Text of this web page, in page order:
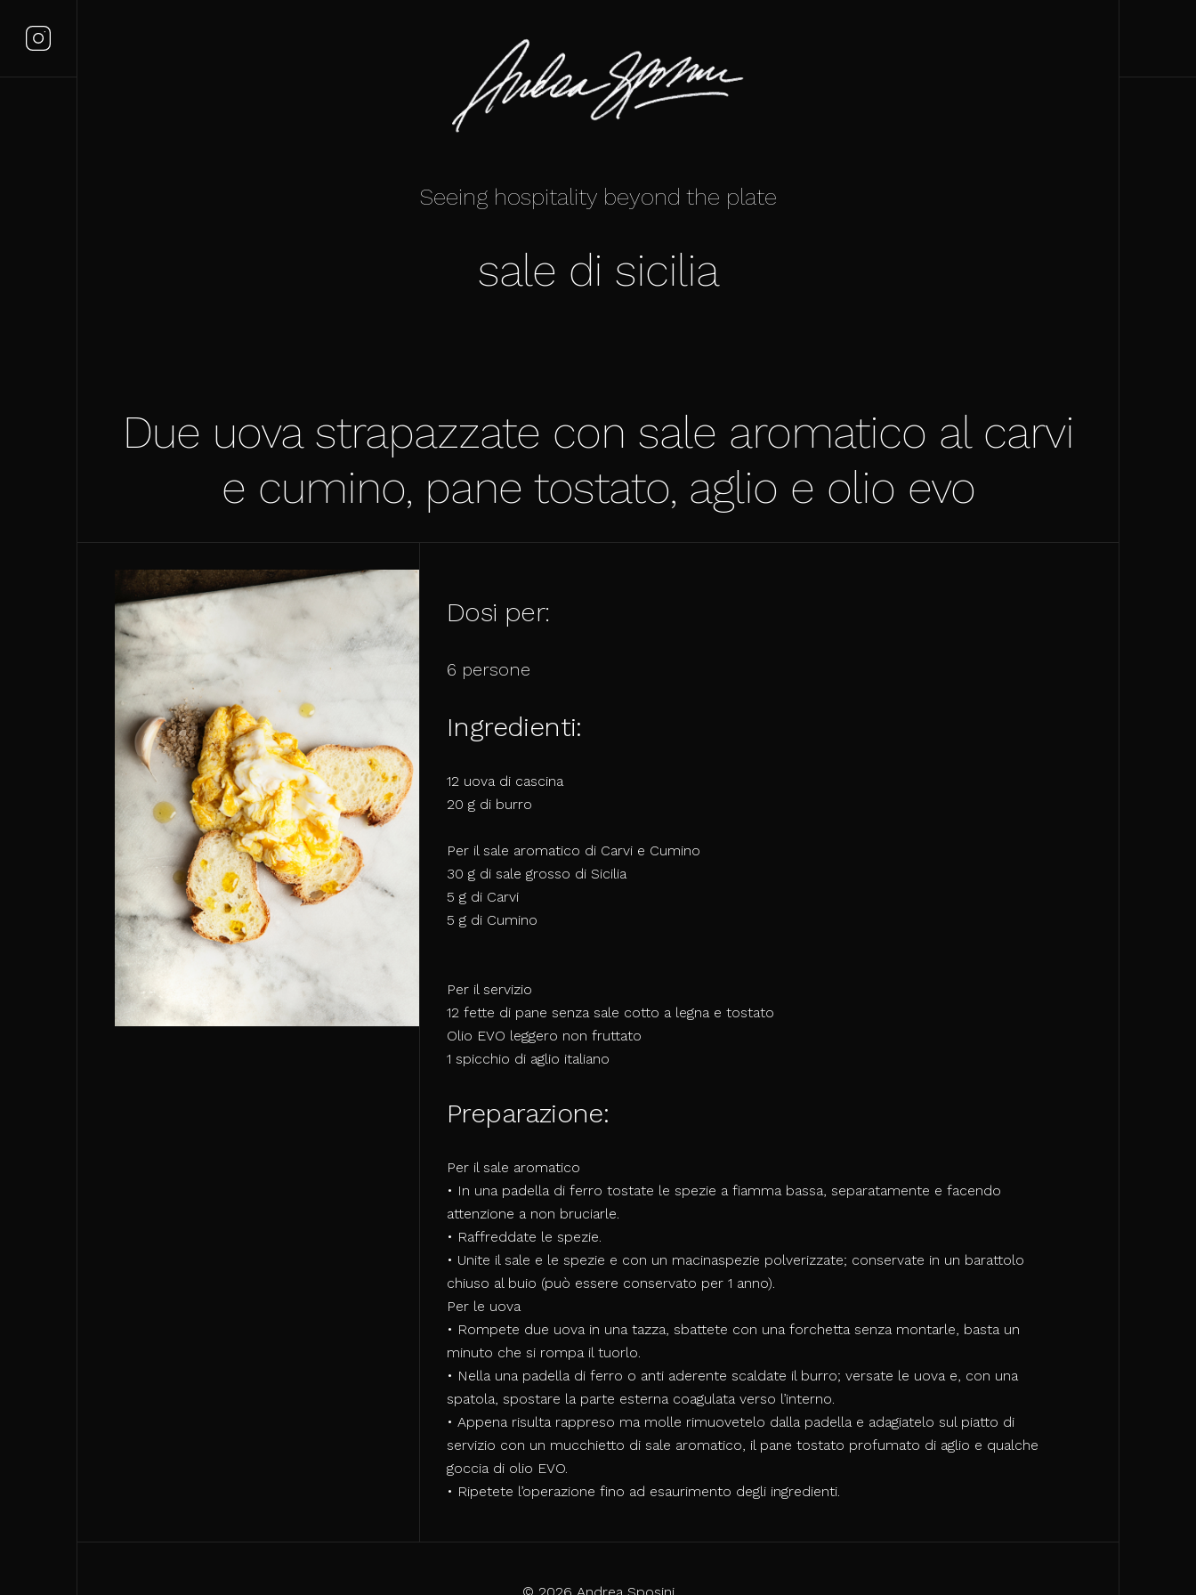
Seeing hospitality beyond the plate
sale di sicilia
Due uova strapazzate con sale aromatico al carvi
e cumino, pane tostato, aglio e olio evo
Dosi per:
6 persone
Ingredienti:
12 uova di cascina
20 g di burro
Per il sale aromatico di Carvi e Cumino
30 g di sale grosso di Sicilia
5 g di Carvi
5 g di Cumino
Per il servizio
12 fette di pane senza sale cotto a legna e tostato
Olio EVO leggero non fruttato
1 spicchio di aglio italiano
Preparazione:
Per il sale aromatico
• In una padella di ferro tostate le spezie a fiamma bassa, separatamente e facendo
attenzione a non bruciarle.
• Raffreddate le spezie.
• Unite il sale e le spezie e con un macinaspezie polverizzate; conservate in un barattolo
chiuso al buio (può essere conservato per 1 anno).
Per le uova
• Rompete due uova in una tazza, sbattete con una forchetta senza montarle, basta un
minuto che si rompa il tuorlo.
• Nella una padella di ferro o anti aderente scaldate il burro; versate le uova e, con una
spatola, spostare la parte esterna coagulata verso l’interno.
• Appena risulta rappreso ma molle rimuovetelo dalla padella e adagiatelo sul piatto di
servizio con un mucchietto di sale aromatico, il pane tostato profumato di aglio e qualche
goccia di olio EVO.
• Ripetete l’operazione fino ad esaurimento degli ingredienti.